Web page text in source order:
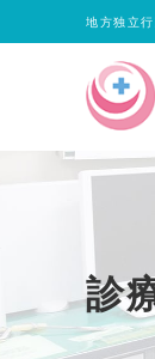
地方独立
診